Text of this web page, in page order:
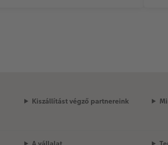
Kiszállítást végző partnereink